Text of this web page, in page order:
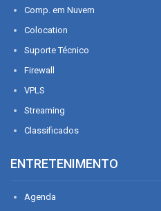
Comp. em Nuvem
Colocation
Suporte Técnico
Firewall
VPLS
Streaming
Classificados
ENTRETENIMENTO
Agenda